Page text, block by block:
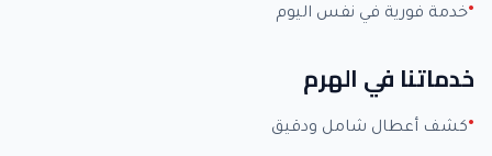
خدمة فورية في نفس اليوم
خدماتنا في الهرم
كشف أعطال شامل ودقيق